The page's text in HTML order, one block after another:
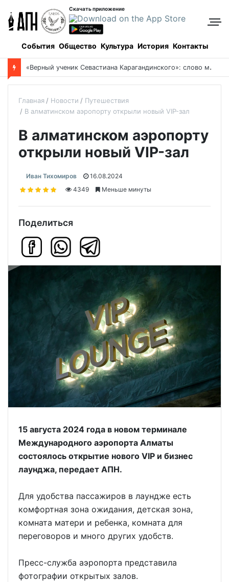
Скачать приложение
События Общество Культура История Контакты
«Верный ученик Севастиана Карагандинского»: слово митрополита Александра о почившем схиархимандрите Пахомии
Главная Новости
Путешествия
В алматинском аэропорту открыли новый VIP-зал
В алматинском аэропорту
открыли новый VIP-зал
Иван Тихомиров
16.08.2024
4349
Меньше минуты
Поделиться
15 августа 2024 года в новом терминале
Международного аэропорта Алматы
состоялось открытие нового VIP и бизнес
лаунджа, передает АПН.
Для удобства пассажиров в лаундже есть
комфортная зона ожидания, детская зона,
комната матери и ребенка, комната для
переговоров и много других удобств.
Пресс-служба аэропорта представила
фотографии открытых залов.